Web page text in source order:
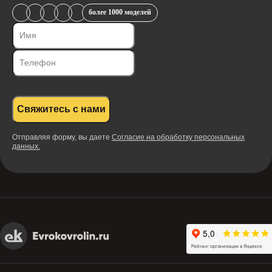
более 1000 моделей
Свяжитесь с нами
Отправляя форму, вы даете Согласие на обработку персональных
данных.